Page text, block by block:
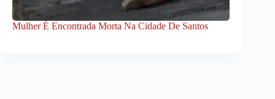
Mulher É Encontrada Morta Na Cidade De Santos